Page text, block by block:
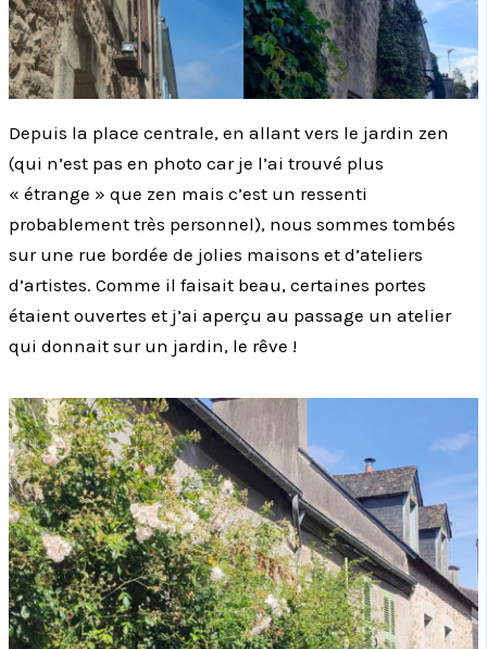
Depuis la place centrale, en allant vers le jardin zen
(qui n’est pas en photo car je l’ai trouvé plus
« étrange » que zen mais c’est un ressenti
probablement très personnel), nous sommes tombés
sur une rue bordée de jolies maisons et d’ateliers
d’artistes. Comme il faisait beau, certaines portes
étaient ouvertes et j’ai aperçu au passage un atelier
qui donnait sur un jardin, le rêve !